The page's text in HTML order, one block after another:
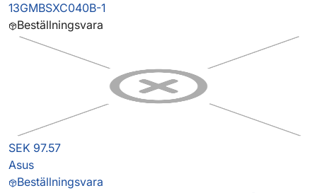
13GMBSXC040B-1
Beställningsvara
SEK 97.57
Asus
Beställningsvara